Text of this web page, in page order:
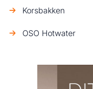
Korsbakken
OSO Hotwater